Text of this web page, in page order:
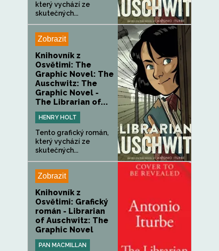
který vychází ze
skutečných...
Zobrazit
Knihovník z
Osvětimi: The
Graphic Novel: The
Auschwitz: The
Graphic Novel -
The Librarian of...
HENRY HOLT
Tento grafický román,
který vychází ze
skutečných...
Zobrazit
Knihovník z
Osvětimi: Grafický
román - Librarian
of Auschwitz: The
Graphic Novel
PAN MACMILLAN